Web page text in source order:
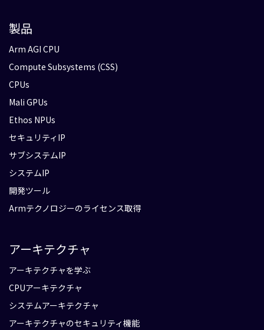
製品
Arm AGI CPU
Compute Subsystems (CSS)
CPUs
Mali GPUs
Ethos NPUs
セキュリティIP
サブシステムIP
システムIP
開発ツール
Armテクノロジーのライセンス取得
アーキテクチャ
アーキテクチャを学ぶ
CPUアーキテクチャ
システムアーキテクチャ
アーキテクチャのセキュリティ機能